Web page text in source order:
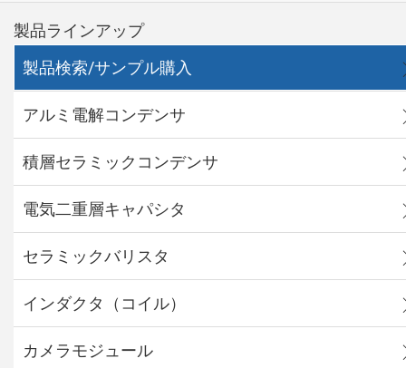
製品ラインアップ
製品検索/サンプル購入
アルミ電解コンデンサ
積層セラミックコンデンサ
電気二重層キャパシタ
セラミックバリスタ
インダクタ（コイル）
カメラモジュール